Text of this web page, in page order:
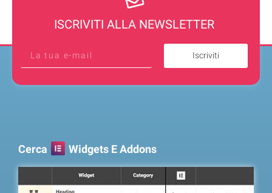
ISCRIVITI ALLA NEWSLETTER
Iscriviti
Cerca Widgets E Addons